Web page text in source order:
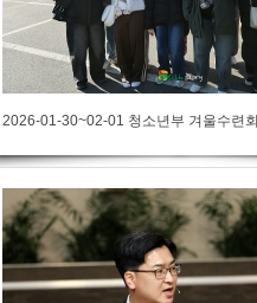
2026-01-30~02-01 청소년부 겨울수련회